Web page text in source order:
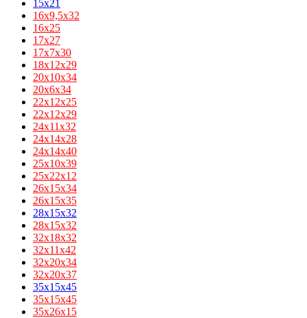
15x21
16x9,5x32
16х25
17х27
17х7х30
18х12х29
20х10х34
20х6х34
22х12х25
22х12х29
24х11х32
24х14х28
24х14х40
25х10х39
25х22х12
26х15х34
26х15х35
28x15x32
28х15х32
32x18x32
32х11х42
32х20х34
32х20х37
35x15x45
35х15х45
35х26х15